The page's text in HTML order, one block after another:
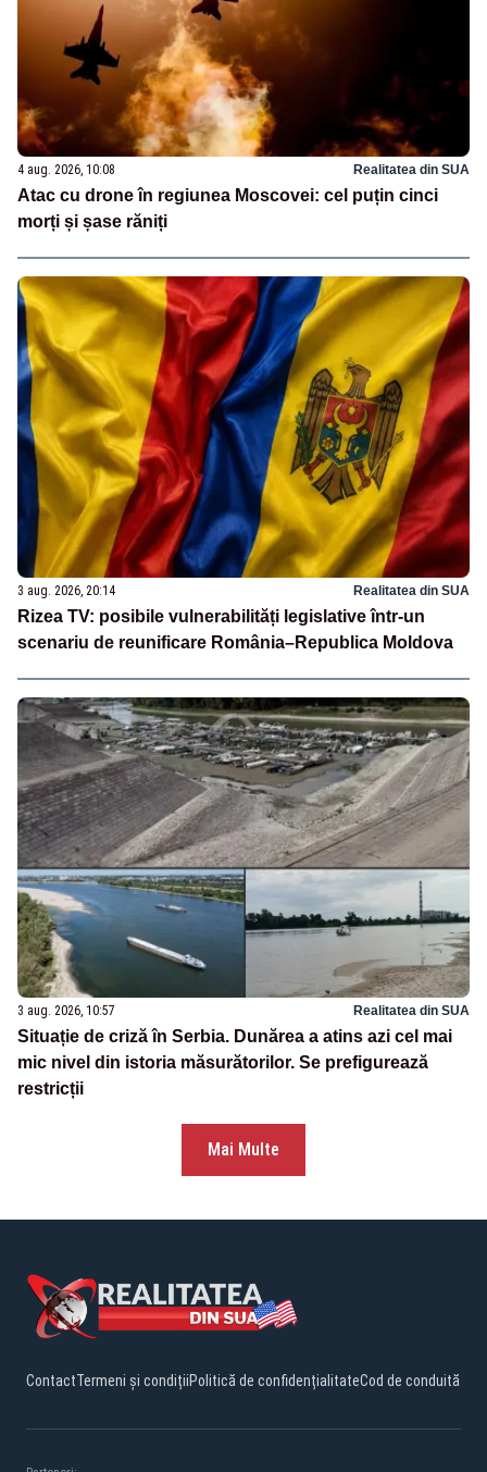
4 aug. 2026, 10:08 Realitatea din SUA
Atac cu drone în regiunea Moscovei: cel puțin cinci
morți și șase răniți
3 aug. 2026, 20:14 Realitatea din SUA
Rizea TV: posibile vulnerabilități legislative într-un
scenariu de reunificare România–Republica Moldova
3 aug. 2026, 10:57 Realitatea din SUA
Situație de criză în Serbia. Dunărea a atins azi cel mai
mic nivel din istoria măsurătorilor. Se prefigurează
restricții
Mai Multe
ContactTermeni și condițiiPolitică de confidențialitateCod de conduită